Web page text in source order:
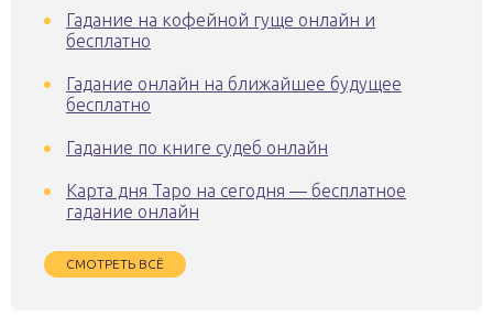
Гадание на кофейной гуще онлайн и
бесплатно
Гадание онлайн на ближайшее будущее
бесплатно
Гадание по книге судеб онлайн
Карта дня Таро на сегодня — бесплатное
гадание онлайн
СМОТРЕТЬ ВСЁ